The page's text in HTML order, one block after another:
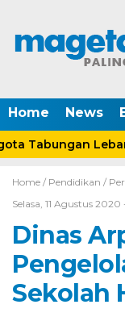
Home News
Tabungan
Home / Pendidikan /
Selasa, 11 Agustus 2020
Dinas
Sekolah